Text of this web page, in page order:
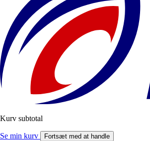
Kurv subtotal
Se min kurv Fortsæt med at handle